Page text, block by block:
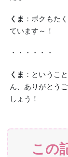
くま ：ボクもた
ています～！
・・・・・・
くま ：というこ
ん、ありがとう
しょう！
この